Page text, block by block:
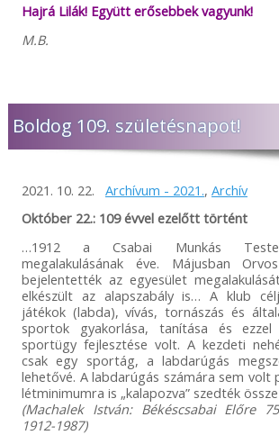
Hajrá Lilák! Együtt erősebbek vagyunk!
M.B.
Boldog 109. születésnapot!
2021. 10. 22. Archívum - 2021., Archív
Október 22.: 109 évvel ezelőtt történt
…1912 a Csabai Munkás
megalakulásának éve. Májusban
bejelentették az egyesület
elkészült az alapszabály is… A klub
játékok (labda), vívás, tornászás és
sportok gyakorlása, tanítása és
sportügy fejlesztése volt. A kezdeti
csak egy sportág, a labdarúgás
lehetővé. A labdarúgás számára sem volt
létminimumra is „kalapozva” szedték
(Machalek István: Békéscsabai Előre
1912-1987)